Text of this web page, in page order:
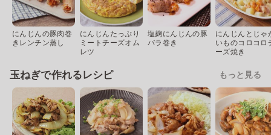
にんじんの豚肉巻
きレンチン蒸し
にんじんたっぷり
ミートチーズオム
レツ
塩麹にんじんの豚
バラ巻き
にんじんとじゃ
いものコロコロ
ーズ焼き
玉ねぎで作れるレシピ もっと見る